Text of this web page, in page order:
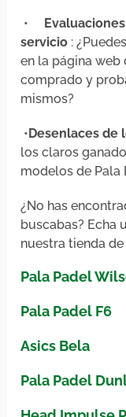
•
servicio :
en la página web
comprado y
mismos?
• Desenlaces de
los claros
modelos de Pala
¿No has
buscabas? Echa
nuestra tienda
Pala Padel
Pala Padel F6
Asics Bela
Pala Padel